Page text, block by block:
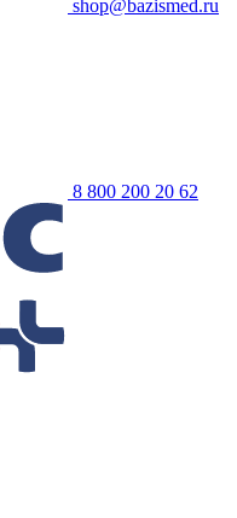
shop@bazismed.ru
8 800 200 20 62